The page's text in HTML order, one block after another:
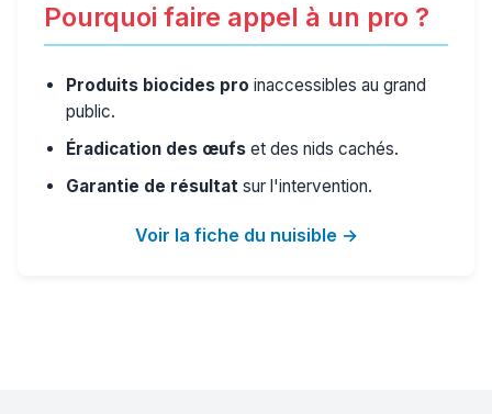
Pourquoi faire appel à un pro ?
Produits biocides pro inaccessibles au grand
public.
Éradication des œufs et des nids cachés.
Garantie de résultat sur l'intervention.
Voir la fiche du nuisible →